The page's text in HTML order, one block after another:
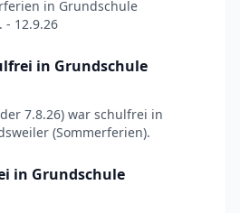
in Grundschule
- 12.9.26
in Grundschule
7.8.26) war schulfrei in
(Sommerferien).
in Grundschule